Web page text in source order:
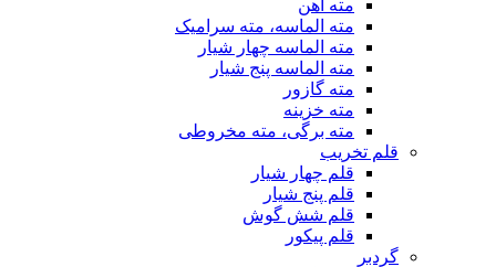
مته آهن
مته الماسه، مته سرامیک
مته الماسه چهار شیار
مته الماسه پنج شیار
مته گازور
مته خزینه
مته برگی، مته مخروطی
قلم تخریب
قلم چهار شیار
قلم پنج شیار
قلم شش گوش
قلم پیکور
گردبر